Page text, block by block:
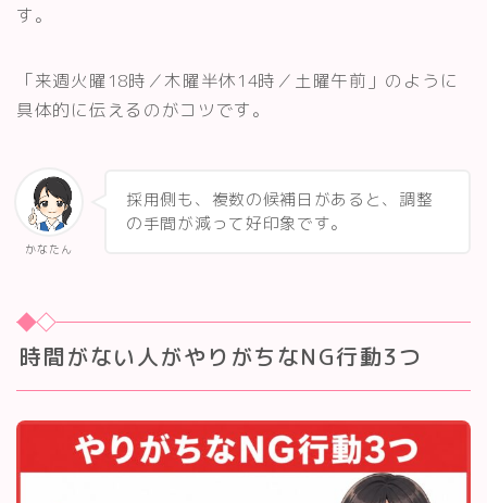
す。
「来週火曜18時／木曜半休14時／土曜午前」のように
具体的に伝えるのがコツです。
かなたん
採用側も、複数の候補日があると、調整
の手間が減って好印象です。
時間がない人がやりがちなNG行動3つ